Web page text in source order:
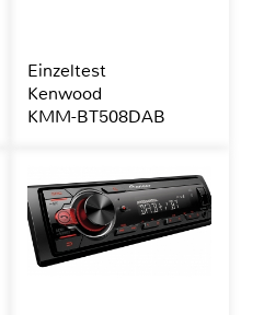
Einzeltest
Kenwood
KMM-BT508DAB